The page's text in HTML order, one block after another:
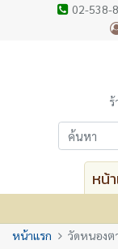
02-538-
หน้
หน้าแรก วัดหนอง